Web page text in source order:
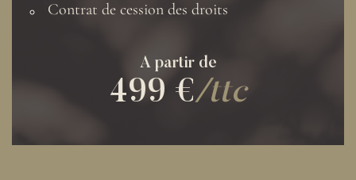
Contrat de cession des droits
A partir de
499 €/ttc